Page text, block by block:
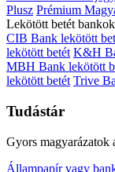
Plusz Prémium
Lekötött betét
CIB Bank lekötött
lekötött betét K&H
MBH Bank lekötött
lekötött betét Trive
Tudástár
Gyors magyarázatok
Állampapír vagy